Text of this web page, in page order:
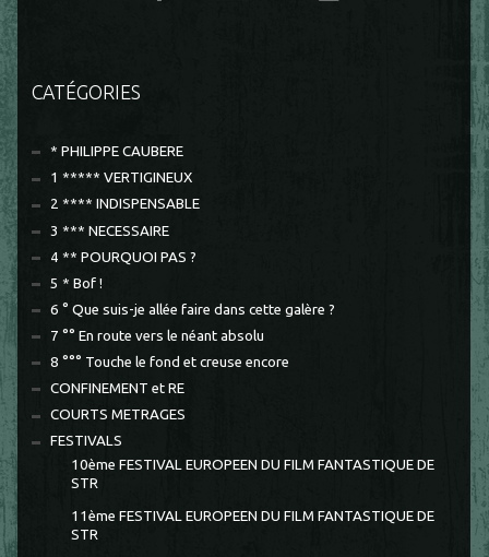
CATÉGORIES
* PHILIPPE CAUBERE
1 ***** VERTIGINEUX
2 **** INDISPENSABLE
3 *** NECESSAIRE
4 ** POURQUOI PAS ?
5 * Bof !
6 ° Que suis-je allée faire dans cette galère ?
7 °° En route vers le néant absolu
8 °°° Touche le fond et creuse encore
CONFINEMENT et RE
COURTS METRAGES
FESTIVALS
10ème FESTIVAL EUROPEEN DU FILM FANTASTIQUE DE
STR
11ème FESTIVAL EUROPEEN DU FILM FANTASTIQUE DE
STR